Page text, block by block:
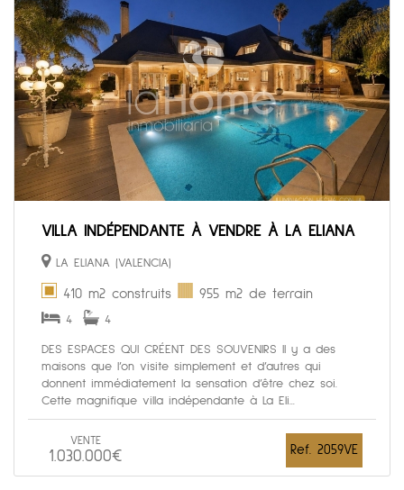
VILLA INDÉPENDANTE À VENDRE À LA ELIANA
LA ELIANA (VALENCIA)
410 m2 construits 955 m2 de terrain
4 4
DES ESPACES QUI CRÉENT DES SOUVENIRS Il y a des
maisons que l’on visite simplement et d’autres qui
donnent immédiatement la sensation d’être chez soi.
Cette magnifique villa indépendante à La Eli...
VENTE
1.030.000€ Ref. 2059VE